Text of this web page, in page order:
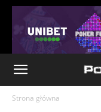
Strona główna